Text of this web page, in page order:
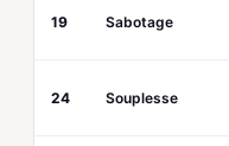
19 Sabotage
24 Souplesse